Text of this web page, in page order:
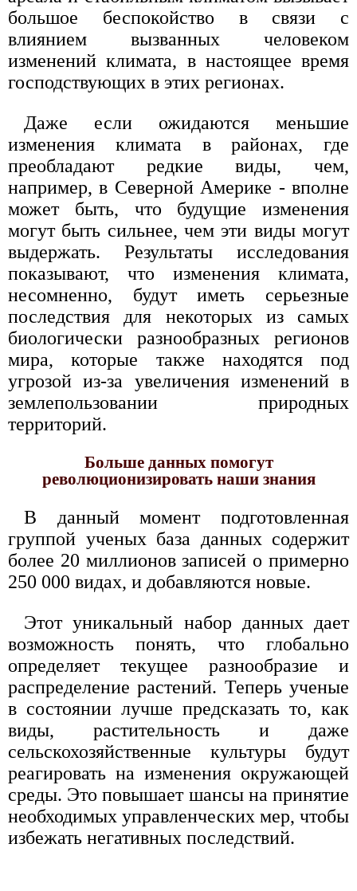
большое беспокойство в связи с
влиянием вызванных человеком
изменений климата, в настоящее время
господствующих в этих регионах.
Даже если ожидаются меньшие
изменения климата в районах, где
преобладают редкие виды, чем,
например, в Северной Америке - вполне
может быть, что будущие изменения
могут быть сильнее, чем эти виды могут
выдержать. Результаты исследования
показывают, что изменения климата,
несомненно, будут иметь серьезные
последствия для некоторых из самых
биологически разнообразных регионов
мира, которые также находятся под
угрозой из-за увеличения изменений в
землепользовании природных
территорий.
Больше данных помогут
революционизировать наши знания
В данный момент подготовленная
группой ученых база данных содержит
более 20 миллионов записей о примерно
250 000 видах, и добавляются новые.
Этот уникальный набор данных дает
возможность понять, что глобально
определяет текущее разнообразие и
распределение растений. Теперь ученые
в состоянии лучше предсказать то, как
виды, растительность и даже
сельскохозяйственные культуры будут
реагировать на изменения окружающей
среды. Это повышает шансы на принятие
необходимых управленческих мер, чтобы
избежать негативных последствий.